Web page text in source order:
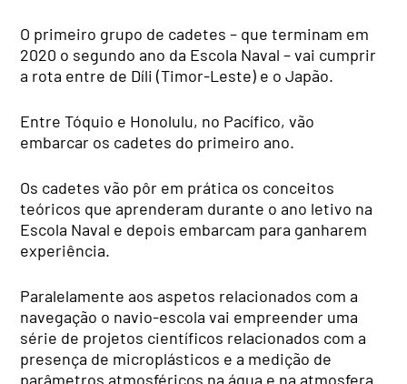
O primeiro grupo de cadetes – que terminam em
2020 o segundo ano da Escola Naval – vai cumprir
a rota entre de Díli (Timor-Leste) e o Japão.
Entre Tóquio e Honolulu, no Pacífico, vão
embarcar os cadetes do primeiro ano.
Os cadetes vão pôr em prática os conceitos
teóricos que aprenderam durante o ano letivo na
Escola Naval e depois embarcam para ganharem
experiência.
Paralelamente aos aspetos relacionados com a
navegação o navio-escola vai empreender uma
série de projetos científicos relacionados com a
presença de microplásticos e a medição de
parâmetros atmosféricos na água e na atmosfera.